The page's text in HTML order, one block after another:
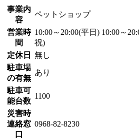
事業内
容
ペットショップ
営業時
間
10:00～20:00(平日) 10:00～
祝)
定休日
無し
駐車場
の有無
あり
駐車可
能台数
1100
災害時
連絡窓
口
0968-82-8230